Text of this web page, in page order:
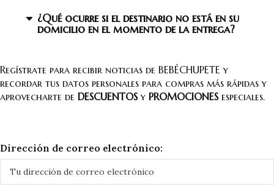
¿Qué ocurre si el destinario no está en su
domicilio en el momento de la entrega?
Regístrate para recibir noticias de BEBÉCHUPETE y
recordar tus datos personales para compras más rápidas y
aprovecharte de DESCUENTOSy PROMOCIONESespeciales.
Dirección de correo electrónico: